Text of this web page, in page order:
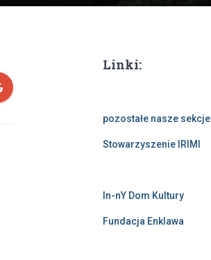
Linki:
pozostałe nasze sekcje
Stowarzyszenie IRIMI
In-nY Dom Kultury
Fundacja Enklawa